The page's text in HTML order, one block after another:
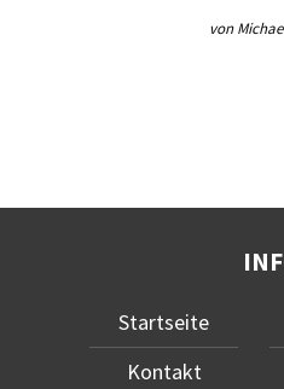
von
Startseite
Kontakt